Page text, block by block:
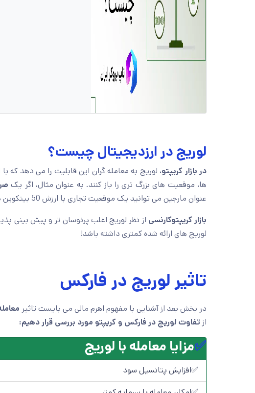
لوریج در ارزدیجیتال چیست؟
در بازار کریپتو، لوریج به معامله گران این قابلیت را می دهد که
ها، موقعیت های بزرگ تری را باز کنند. به عنوان مثال، اگر یک
عنوان مارجین می توانید یک موقعیت تجاری با ارزش 50 بیتکوین داشته باشید.
بازار کریپتوکارنسی از نظر لوریج اغلب پرنوسان تر و پیش بینی
لوریج های ارائه شده کمتری داشته باشد!
تاثیر لوریج در فارکس
در بخش بعد از آشنایی با مفهوم اهرم مالی می بایست تاثیر
از تفاوت لوریج در فارکس و کریپتو مورد بررسی قرار دهیم:
✅مزایا معامله با لوریج
✅افزایش پتانسیل سود